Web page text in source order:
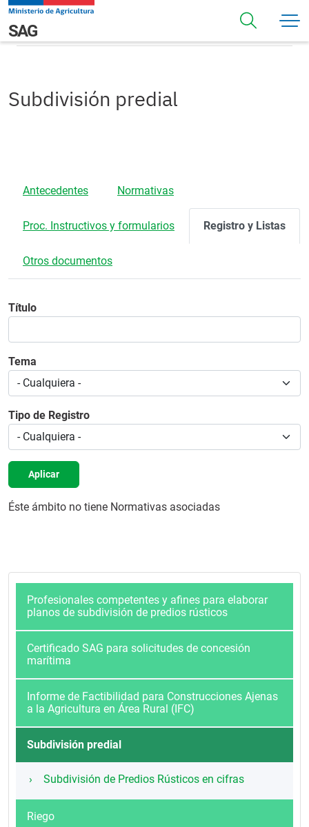
Pasar al contenido principal
Navegación principal
SAGRegistros
Subdivisión predial
Antecedentes Normativas
Proc. Instructivos y formularios Registro y Listas
Otros documentos
Título
Tema
Tipo de Registro
Aplicar
Éste ámbito no tiene Normativas asociadas
Profesionales competentes y afines para elaborar
planos de subdivisión de predios rústicos
Certificado SAG para solicitudes de concesión
marítima
Informe de Factibilidad para Construcciones Ajenas
a la Agricultura en Área Rural (IFC)
Subdivisión predial
Subdivisión de Predios Rústicos en cifras
Riego